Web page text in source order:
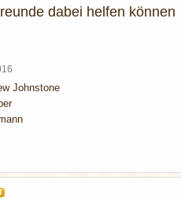
dabei helfen können
Johnstone